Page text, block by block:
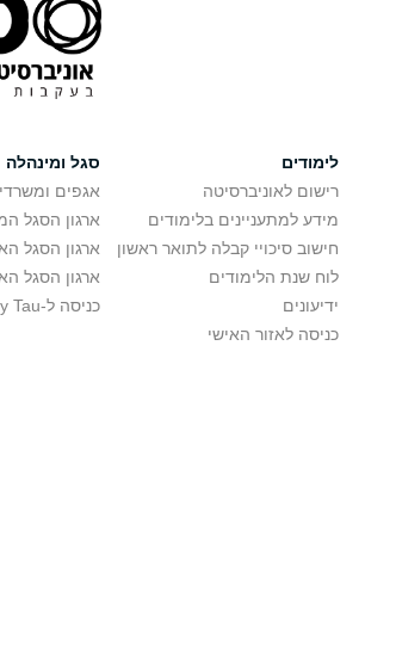
לימודים
רישום לאוניברסיטה
מידע למתעניינים בלימודים
חישוב סיכויי קבלה לתואר ראשון
לוח שנת הלימודים
ידיעונים
כניסה לאזור האישי
סגל ומינהלה
אגפים
ארגון הסגל
ארגון הסגל
ארגון הסגל
כניסה ל-My Tau